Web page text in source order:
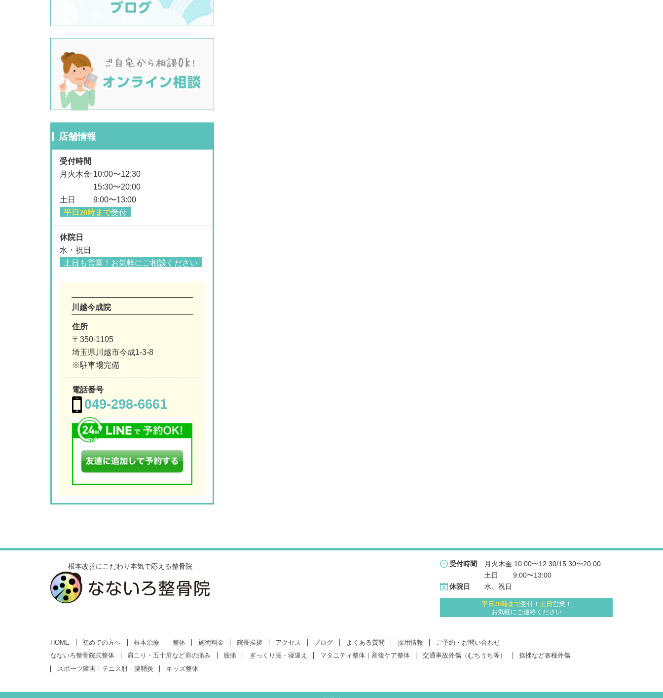
店舗情報
受付時間
月火木金 10:00〜12:30
15:30〜20:00
土日 9:00〜13:00
平日20時まで受付
休院日
水・祝日
土日も営業！お気軽にご相談ください
川越今成院
住所
〒350-1105
埼玉県川越市今成1-3-8
※駐車場完備
電話番号
049-298-6661
根本改善にこだわり本気で応える整骨院 受付時間
月火木金 10:00〜12:30/15:30〜20:00
土日 　   9:00〜13:00
休院日 水、祝日
平日20時まで受付！ 土日営業！
お気軽にご連絡ください
HOME 初めての方へ 根本治療 整体 施術料金 院長挨拶 アクセス ブログ よくある質問 採用情報
ご予約・お問い合わせ
なないろ整骨院式整体
肩こり・五十肩など肩の痛み 腰痛 ぎっくり腰・寝違え マタニティ整体｜産後ケア整体 交通事故外傷（むちうち等）
捻挫など各種外傷
スポーツ障害｜テニス肘｜腱鞘炎
キッズ整体